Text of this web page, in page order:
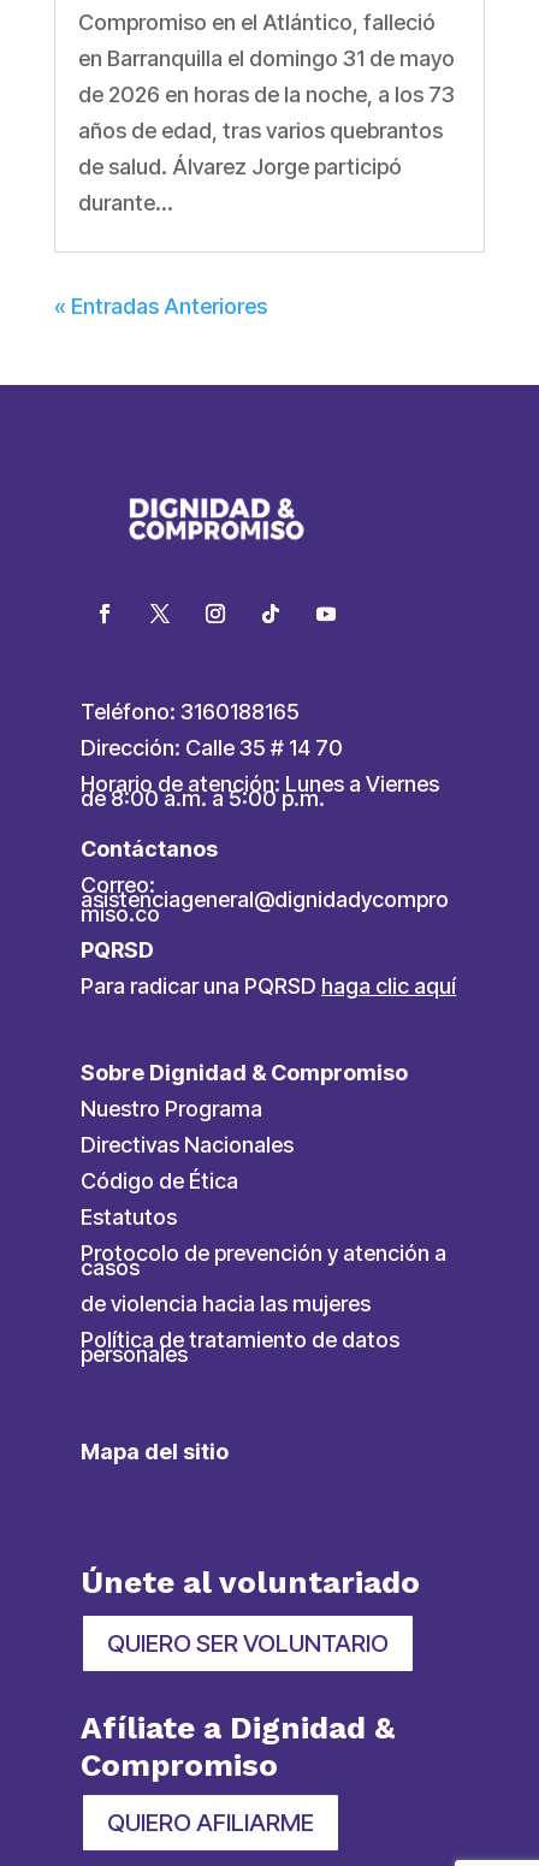
Compromiso en el Atlántico, falleció
en Barranquilla el domingo 31 de mayo
de 2026 en horas de la noche, a los 73
años de edad, tras varios quebrantos
de salud. Álvarez Jorge participó
durante...
« Entradas Anteriores
Teléfono: 3160188165
Dirección: Calle 35 # 14 70
Horario de atención: Lunes a Viernes
de 8:00 a.m. a 5:00 p.m.
Contáctanos
Correo:
asistenciageneral@dignidadycompro
miso.co
PQRSD
Para radicar una PQRSD haga clic aquí
Sobre Dignidad & Compromiso
Nuestro Programa
Directivas Nacionales
Código de Ética
Estatutos
Protocolo de prevención y atención a
casos
de violencia hacia las mujeres
Política de tratamiento de datos
personales
Mapa del sitio
Únete al voluntariado
QUIERO SER VOLUNTARIO
Afíliate a Dignidad &
Compromiso
QUIERO AFILIARME